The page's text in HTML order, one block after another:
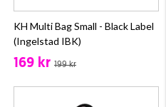
KH Multi Bag Small - Black Label
(Ingelstad IBK)
169 kr 199 kr